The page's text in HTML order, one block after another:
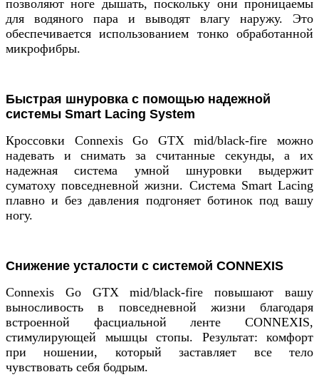
позволяют ноге дышать, поскольку они проницаемы
для водяного пара и выводят влагу наружу. Это
обеспечивается использованием тонко обработанной
микрофибры.
Быстрая шнуровка с помощью надежной
системы Smart Lacing System
Кроссовки Connexis Go GTX mid/black-fire можно
надевать и снимать за считанные секунды, а их
надежная система умной шнуровки выдержит
суматоху повседневной жизни. Система Smart Lacing
плавно и без давления подгоняет ботинок под вашу
ногу.
Снижение усталости с системой CONNEXIS
Connexis Go GTX mid/black-fire повышают вашу
выносливость в повседневной жизни благодаря
встроенной фасциальной ленте CONNEXIS,
стимулирующей мышцы стопы. Результат: комфорт
при ношении, который заставляет все тело
чувствовать себя бодрым.